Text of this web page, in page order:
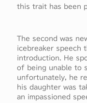
this trait has been
The second was
icebreaker speech
introduction. He
of being unable to
unfortunately, he
his daughter was
an impassioned